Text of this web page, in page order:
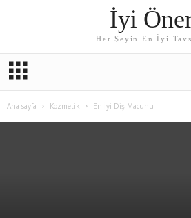
İyi
Her Şeyin En İyi
Ana sayfa Kozmetik En İyi Diş Macunu